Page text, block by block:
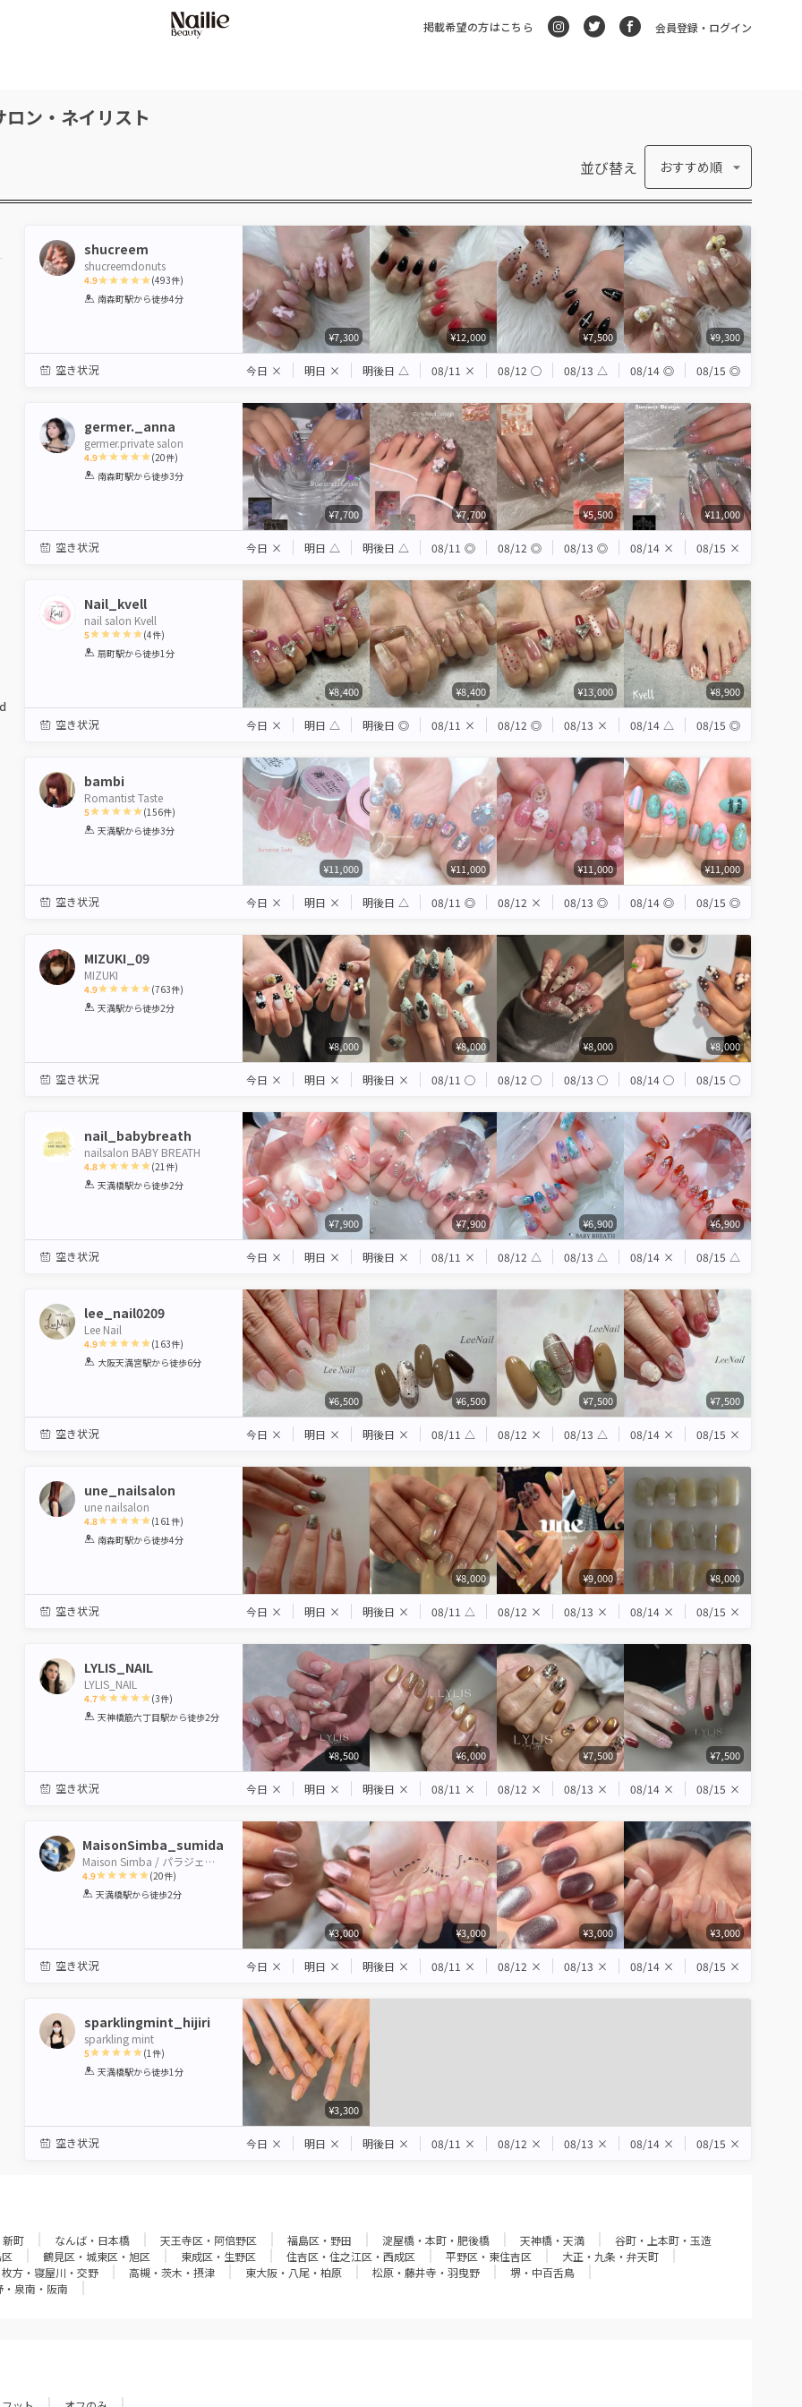
掲載希望の方はこちら 会員登録・ログイン
ン・ネイリスト
並び替え おすすめ順
shucreem
shucreemdonuts
4.9
1 2 3 4 5
(493件)
南森町駅から徒歩4分
¥7,300 ¥12,000 ¥7,500 ¥9,300
空き状況 今日 × 明日 × 明後日 △ 08/11 × 08/12 ◯ 08/13 △ 08/14 ◎ 08/15 ◎
germer._anna
germer.private salon
4.9
1 2 3 4 5
(20件)
南森町駅から徒歩3分
¥7,700 ¥7,700 ¥5,500 ¥11,000
空き状況 今日 × 明日 △ 明後日 △ 08/11 ◎ 08/12 ◎ 08/13 ◎ 08/14 × 08/15 ×
Nail_kvell
nail salon Kvell
5
1 2 3 4 5
(4件)
扇町駅から徒歩1分
¥8,400 ¥8,400 ¥13,000 ¥8,900
空き状況 今日 × 明日 △ 明後日 ◎ 08/11 × 08/12 ◎ 08/13 × 08/14 △ 08/15 ◎
bambi
Romantist Taste
5
1 2 3 4 5
(156件)
天満駅から徒歩3分
¥11,000 ¥11,000 ¥11,000 ¥11,000
空き状況 今日 × 明日 × 明後日 △ 08/11 ◎ 08/12 × 08/13 ◎ 08/14 ◎ 08/15 ◎
MIZUKI_09
MIZUKI
4.9
1 2 3 4 5
(763件)
天満駅から徒歩2分
¥8,000 ¥8,000 ¥8,000 ¥8,000
空き状況 今日 × 明日 × 明後日 × 08/11 ◯ 08/12 ◯ 08/13 ◯ 08/14 ◯ 08/15 ◯
nail_babybreath
nailsalon BABY BREATH
4.8
1 2 3 4 5
(21 件)
天満橋駅から徒歩2分
¥7,900 ¥7,900 ¥6,900 ¥6,900
空き状況 今日 × 明日 × 明後日 × 08/11 × 08/12 △ 08/13 △ 08/14 × 08/15 △
lee_nail0209
Lee Nail
4.9
1 2 3 4 5
(163件)
大阪天満宮駅から徒歩6分
¥6,500 ¥6,500 ¥7,500 ¥7,500
空き状況 今日 × 明日 × 明後日 × 08/11 △ 08/12 × 08/13 △ 08/14 × 08/15 ×
une_nailsalon
une nailsalon
4.8
1 2 3 4 5
(161 件)
南森町駅から徒歩4分
¥8,000 ¥9,000 ¥8,000
空き状況 今日 × 明日 × 明後日 × 08/11 △ 08/12 × 08/13 × 08/14 × 08/15 ×
LYLIS_NAIL
LYLIS_NAIL
4.7
1 2 3 4 5
(3件)
天神橋筋六丁目駅から徒歩2分
¥8,500 ¥6,000 ¥7,500 ¥7,500
空き状況 今日 × 明日 × 明後日 × 08/11 × 08/12 × 08/13 × 08/14 × 08/15 ×
MaisonSimba_sumida
Maison Simba / パラジェル認定サロン
4.9
1 2 3 4 5
(20件)
天満橋駅から徒歩2分
¥3,000 ¥3,000 ¥3,000 ¥3,000
空き状況 今日 × 明日 × 明後日 × 08/11 × 08/12 × 08/13 × 08/14 × 08/15 ×
sparklingmint_hijiri
sparkling mint
5
1 2 3 4 5
(1 件)
天満橋駅から徒歩1分
¥3,300
空き状況 今日 × 明日 × 明後日 × 08/11 × 08/12 × 08/13 × 08/14 × 08/15 ×
新町 なんば・日本橋 天王寺区・阿倍野区 福島区・野田 淀屋橋・本町・肥後橋 天神橋・天満
谷町・上本町・玉造
鶴見区・城東区・旭区 東成区・生野区 住吉区・住之江区・西成区 平野区・東住吉区
大正・九条・弁天町
枚方・寝屋川・交野 高槻・茨木・摂津 東大阪・八尾・柏原 松原・藤井寺・羽曳野
堺・中百舌鳥
・泉南・阪南